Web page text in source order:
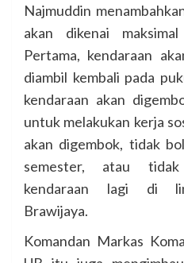
Najmuddin
akan dikenai
Pertama, kendaraan
diambil kembali pada
kendaraan akan
untuk melakukan kerja
akan digembok, tidak
semester, atau tidak
kendaraan lagi di
Brawijaya.
Komandan Markas